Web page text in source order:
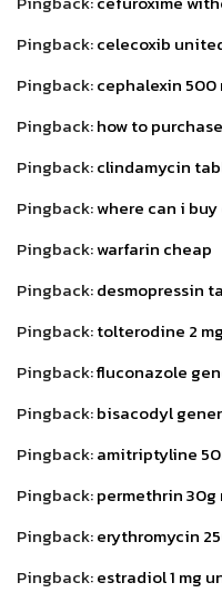
Pingback:celecoxib
Pingback:cephalexin 500
Pingback:how to
Pingback:clindamycin
Pingback:where can i
Pingback:warfarin cheap
Pingback:desmopressin
Pingback:tolterodine 2
Pingback:fluconazole
Pingback:bisacodyl
Pingback:amitriptyline
Pingback:permethrin
Pingback:erythromycin
Pingback:estradiol 1 mg